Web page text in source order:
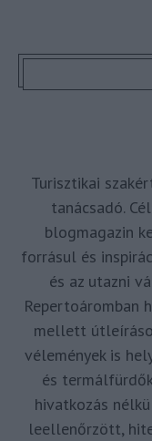
Turisztikai
tanácsadó.
blogmagazin
forrásul és
és az utazni
Repertoáromban
mellett
vélemények is
és
hivatkozás
leellenőrzött,